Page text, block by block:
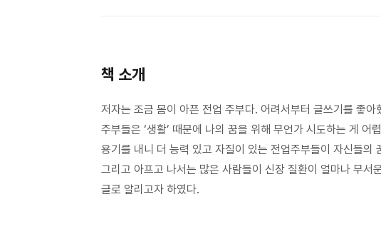
책 소개
저자는 조금 몸이 아픈 전업 주부다. 어려서부터 글쓰기를 좋
주부들은 ‘생활’ 때문에 나의 꿈을 위해 무언가 시도하는 게
용기를 내니 더 능력 있고 자질이 있는 전업주부들이 자신들의
그리고 아프고 나서는 많은 사람들이 신장 질환이 얼마나 무서
글로 알리고자 하였다.